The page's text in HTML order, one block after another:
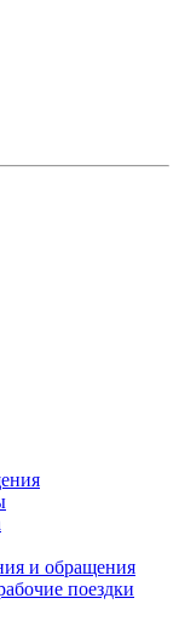
и обращения
поездки